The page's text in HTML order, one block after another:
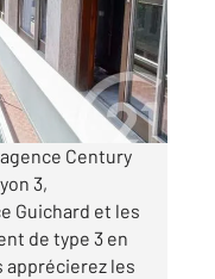
Century
3,
Guichard et les
de type 3 en
apprécierez les